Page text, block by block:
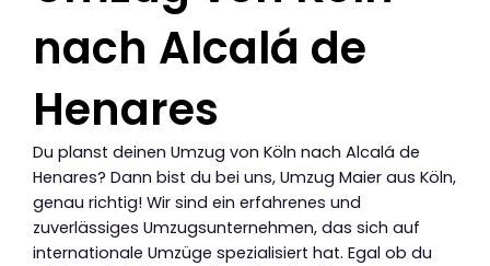
nach Alcalá de
Henares
Du planst deinen Umzug von Köln nach Alcalá de
Henares? Dann bist du bei uns, Umzug Maier aus Köln,
genau richtig! Wir sind ein erfahrenes und
zuverlässiges Umzugsunternehmen, das sich auf
internationale Umzüge spezialisiert hat. Egal ob du